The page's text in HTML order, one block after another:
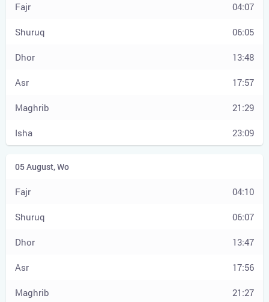
04:07
06:05
13:48
17:57
21:29
23:09
04:10
06:07
13:47
17:56
21:27